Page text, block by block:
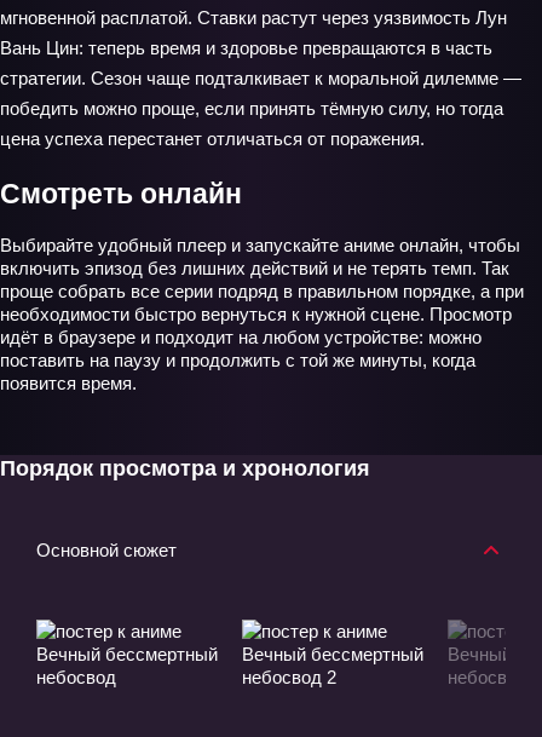
мгновенной расплатой. Ставки растут через уязвимость Лун
Вань Цин: теперь время и здоровье превращаются в часть
стратегии. Сезон чаще подталкивает к моральной дилемме —
победить можно проще, если принять тёмную силу, но тогда
цена успеха перестанет отличаться от поражения.
Смотреть онлайн
Выбирайте удобный плеер и запускайте аниме онлайн, чтобы
включить эпизод без лишних действий и не терять темп. Так
проще собрать все серии подряд в правильном порядке, а при
необходимости быстро вернуться к нужной сцене. Просмотр
идёт в браузере и подходит на любом устройстве: можно
поставить на паузу и продолжить с той же минуты, когда
появится время.
Порядок просмотра и хронология
Основной сюжет